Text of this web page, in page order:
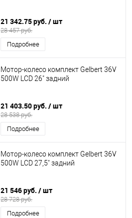
21 342.75 руб. / шт
28 457 руб.
Подробнее
Мотор-колесо комплект Gelbert 36V
500W LCD 26" задний
21 403.50 руб. / шт
28 538 руб.
Подробнее
Мотор-колесо комплект Gelbert 36V
500W LCD 27,5" задний
21 546 руб. / шт
28 728 руб.
Подробнее